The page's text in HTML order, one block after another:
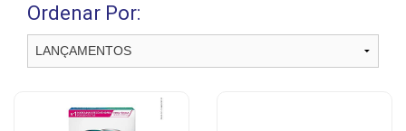
Ordenar Por: